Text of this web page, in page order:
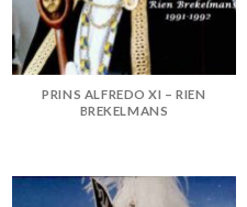
PRINS ALFREDO XI – RIEN
BREKELMANS